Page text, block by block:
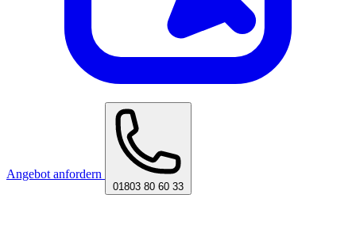
Angebot anfordern
01803 80 60 33